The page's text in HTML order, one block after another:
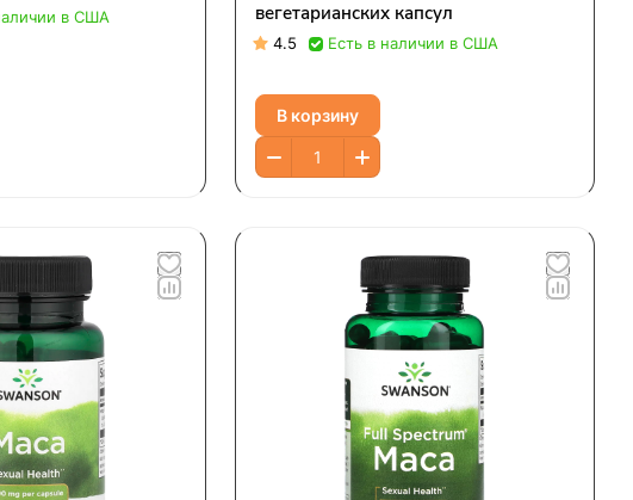
в США
вегетарианских капсул
4.5 Есть в наличии в США
В корзину